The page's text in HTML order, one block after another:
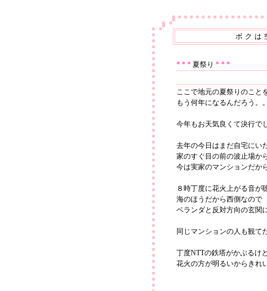
ボクは
* * * 夏祭り * * *
ここで地元の夏祭りのこと
もう何年になるんだろう。
今年もお天気良くて決行で
去年の今日はまだ自宅にい
家のすぐ目の前の波止場か
今は実家のマンションだか
８時丁度に花火上がる音が
海のほうだから西側なので
ベランダと反対方向の玄関
同じマンションの人も観て
丁度NTTの鉄塔がかぶるけ
花火の方が明るいからきれ